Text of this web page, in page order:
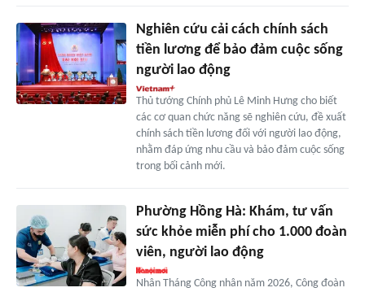
Nghiên cứu cải cách chính sách
tiền lương để bảo đảm cuộc sống
người lao động
Thủ tướng Chính phủ Lê Minh Hưng cho biết
các cơ quan chức năng sẽ nghiên cứu, đề xuất
chính sách tiền lương đối với người lao động,
nhằm đáp ứng nhu cầu và bảo đảm cuộc sống
trong bối cảnh mới.
Phường Hồng Hà: Khám, tư vấn
sức khỏe miễn phí cho 1.000 đoàn
viên, người lao động
Nhân Tháng Công nhân năm 2026, Công đoàn